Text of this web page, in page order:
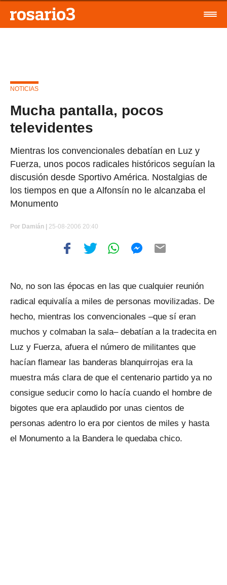
NOTICIAS
Mucha pantalla, pocos
televidentes
Mientras los convencionales debatían en Luz y
Fuerza, unos pocos radicales históricos seguían la
discusión desde Sportivo América. Nostalgias de
los tiempos en que a Alfonsín no le alcanzaba el
Monumento
Por Damián | 25-08-2006 20:40
No, no son las épocas en las que cualquier reunión
radical equivalía a miles de personas movilizadas. De
hecho, mientras los convencionales –que sí eran
muchos y colmaban la sala– debatían a la tradecita en
Luz y Fuerza, afuera el número de militantes que
hacían flamear las banderas blanquirrojas era la
muestra más clara de que el centenario partido ya no
consigue seducir como lo hacía cuando el hombre de
bigotes que era aplaudido por unas cientos de
personas adentro lo era por cientos de miles y hasta
el Monumento a la Bandera le quedaba chico.